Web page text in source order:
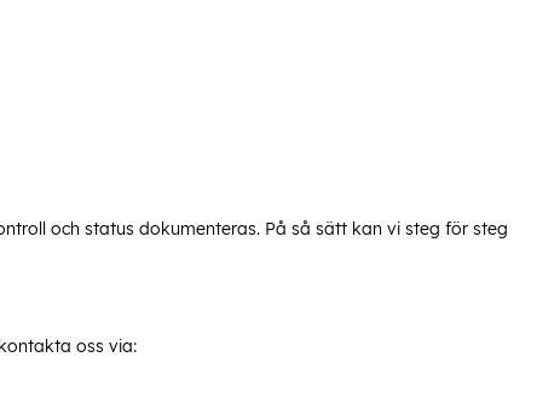
och status dokumenteras. På så sätt kan vi steg för steg
oss via: